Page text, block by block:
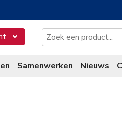
Samenwerken Nieuws